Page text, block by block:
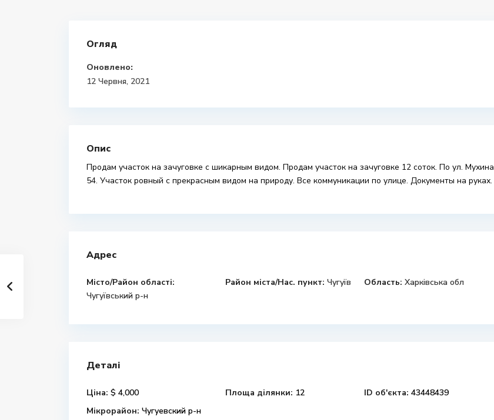
Огляд
Оновлено:
12 Червня, 2021
Опис
Продам участок на зачуговке с шикарным видом. Продам участок на зачуговке 12 соток. По ул. Мухина
54. Участок ровный с прекрасным видом на природу. Все коммуникации по улице. Документы на руках.
Адрес
Місто/Район області:
Чугуївський р-н
Район міста/Нас. пункт: Чугуїв Область: Харківська обл
Деталі
Ціна: $ 4,000 Площа ділянки: 12 ID об'єкта: 43448439
Мікрорайон: Чугуевский р-н